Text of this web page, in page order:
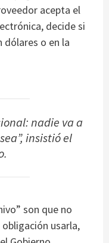
acepta el
decide si
dólares o en la
nadie va a
insistió el
son que no
usarla,